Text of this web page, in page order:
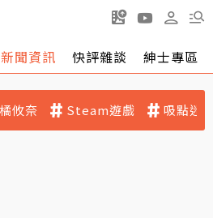
新聞資訊 快評雜談 紳士專區
橘攸奈 Steam遊戲 吸點迷